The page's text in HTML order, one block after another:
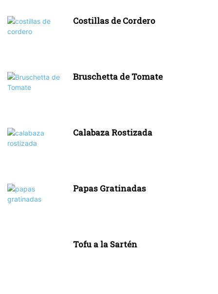
Costillas de Cordero
Bruschetta de Tomate
Calabaza Rostizada
Papas Gratinadas
Tofu a la Sartén